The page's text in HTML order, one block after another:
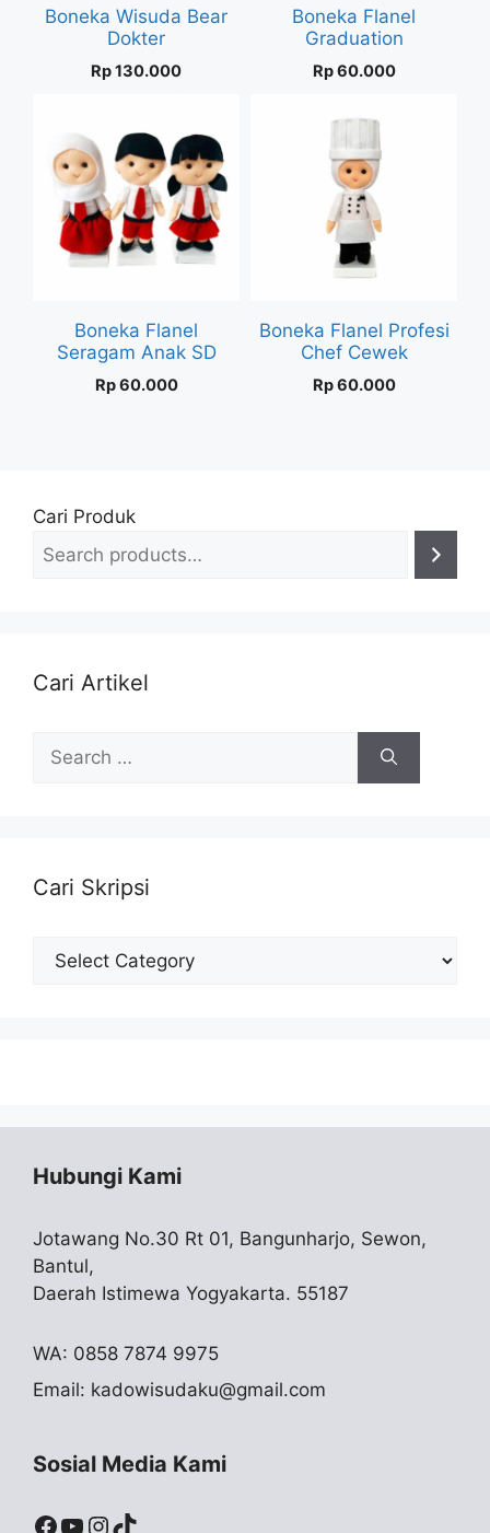
Boneka Wisuda Bear
Dokter
Rp130.000
Boneka Flanel
Graduation
Rp60.000
Boneka Flanel
Seragam Anak SD
Rp60.000
Boneka Flanel Profesi
Chef Cewek
Rp60.000
Cari Produk
Cari Artikel
for:
Cari Skripsi
Cari
Skripsi
Hubungi Kami
Jotawang No.30 Rt 01, Bangunharjo, Sewon,
Bantul,
Daerah Istimewa Yogyakarta. 55187
WA: 0858 7874 9975
Email: kadowisudaku@gmail.com
Sosial Media Kami
Facebook
YouTube
Instagram
TikTok